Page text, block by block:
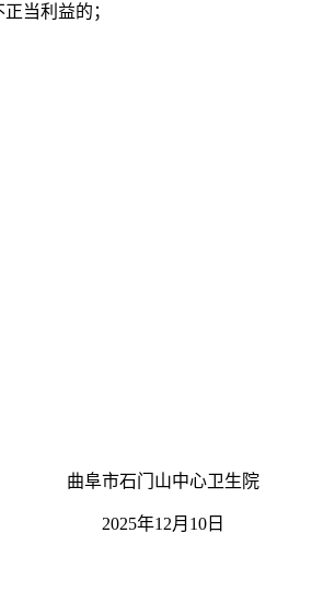
当利益的；
曲阜市石门山中心卫生院
2025年12月10日